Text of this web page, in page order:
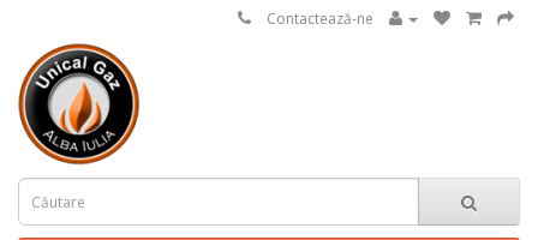
Contactează-ne